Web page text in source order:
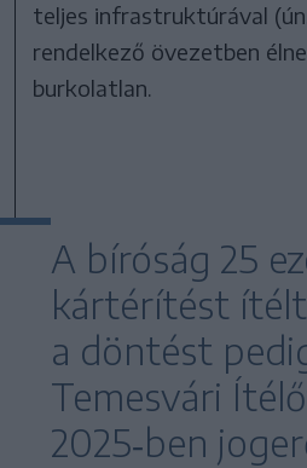
teljes infrastruktúrával
rendelkező övezetben
burkolatlan.
A bíróság 25
kártérítést
a döntést
Temesvári
2025‑ben